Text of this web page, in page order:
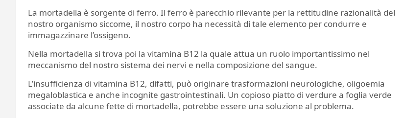
La mortadella è sorgente di ferro. Il ferro è parecchio rilevante per la rettitudine razionalità del
nostro organismo siccome, il nostro corpo ha necessità di tale elemento per condurre e
immagazzinare l’ossigeno.
Nella mortadella si trova poi la vitamina B12 la quale attua un ruolo importantissimo nel
meccanismo del nostro sistema dei nervi e nella composizione del sangue.
L’insufficienza di vitamina B12, difatti, può originare trasformazioni neurologiche, oligoemia
megaloblastica e anche incognite gastrointestinali. Un copioso piatto di verdure a foglia verde
associate da alcune fette di mortadella, potrebbe essere una soluzione al problema.